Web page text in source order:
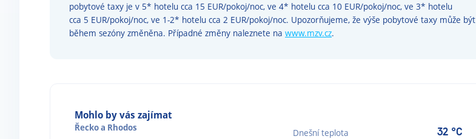
pobytové taxy je v 5* hotelu cca 15 EUR/pokoj/noc, ve 4* hotelu cca 10 EUR/pokoj/noc, ve 3* hotelu
cca 5 EUR/pokoj/noc, ve 1-2* hotelu cca 2 EUR/pokoj/noc. Upozorňujeme, že výše pobytové taxy může být
během sezóny změněna. Případné změny naleznete na www.mzv.cz.
Mohlo by vás zajímat
Řeckoa Rhodos Dnešní teplota 32 °C